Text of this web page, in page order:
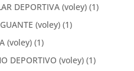
DEPORTIVA (voley) (1)
(voley) (1)
(voley) (1)
DEPORTIVO (voley) (1)